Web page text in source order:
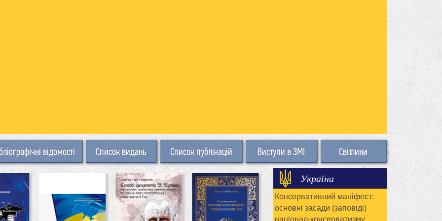
відомості Список видань Список публікацій Виступи в ЗМІ Світлини
Україна
Консервативний маніфест:
основні засади (заповіді)
націонал-консерватизму